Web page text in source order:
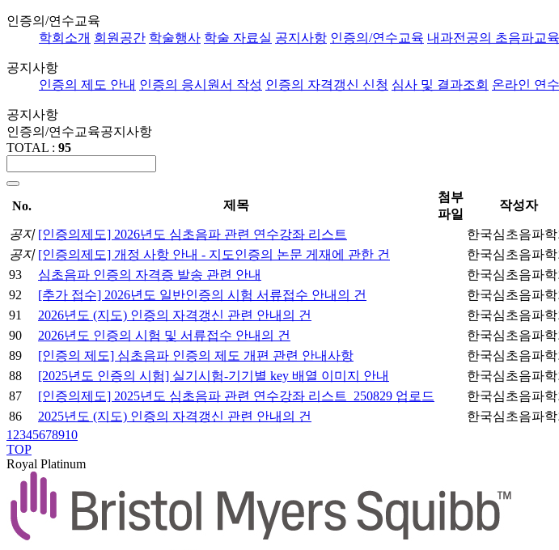
인증의/연수교육
학회소개 회원공간 학술행사 학술 자료실 공지사항 인증의/연수교육 내과전공의 초음파교
공지사항
인증의 제도 안내 인증의 응시원서 작성 인증의 자격갱신 신청 심사 및 결과조회 온라인 연
공지사항
인증의/연수교육공지사항
TOTAL : 95
No. 제목
첨부
파일
작성자
공지 [인증의제도] 2026년도 심초음파 관련 연수강좌 리스트 한국심초음파학
공지 [인증의제도] 개정 사항 안내 - 지도인증의 논문 게재에 관한 건 한국심초음파학
93
심초음파 인증의 자격증 발송 관련 안내 한국심초음파학
92
[추가 접수] 2026년도 일반인증의 시험 서류접수 안내의 건 한국심초음파학
91
2026년도 (지도) 인증의 자격갱신 관련 안내의 건 한국심초음파학
90
2026년도 인증의 시험 및 서류접수 안내의 건 한국심초음파학
89
[인증의 제도] 심초음파 인증의 제도 개편 관련 안내사항 한국심초음파학
88
[2025년도 인증의 시험] 실기시험-기기별 key 배열 이미지 안내 한국심초음파학
87
[인증의제도] 2025년도 심초음파 관련 연수강좌 리스트_250829 업로드 한국심초음파학
86
2025년도 (지도) 인증의 자격갱신 관련 안내의 건 한국심초음파학
1 2345678910
TOP
Royal Platinum